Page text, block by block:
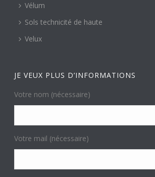
Vélum
Sols technicité de haute
Velux
JE VEUX PLUS D’INFORMATIONS
Votre nom (nécessaire)
Votre mail (nécessaire)